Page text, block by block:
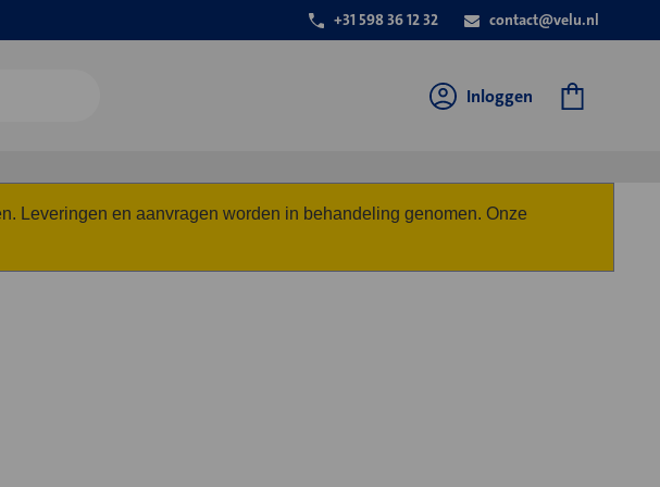
+31 598 36 12 32 contact@velu.nl
Inloggen
Leveringen en aanvragen worden in behandeling genomen. Onze